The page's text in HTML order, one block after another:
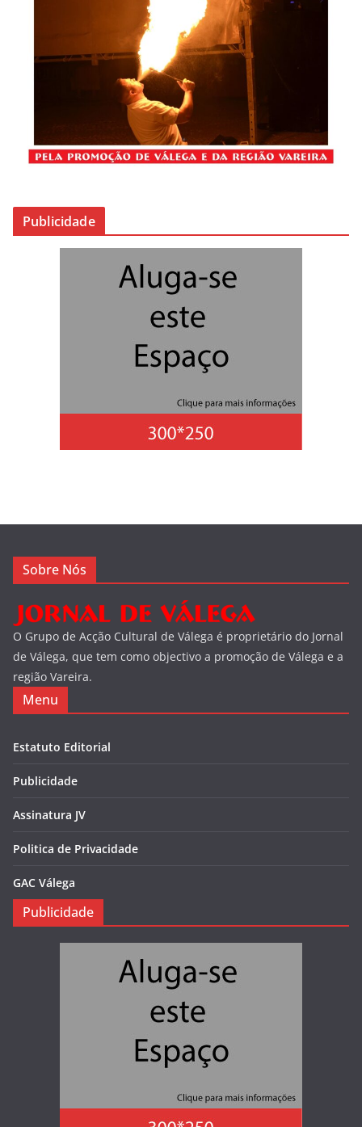
Publicidade
Sobre Nós
O Grupo de Acção Cultural de Válega é proprietário do Jornal
de Válega, que tem como objectivo a promoção de Válega e a
região Vareira.
Menu
Estatuto Editorial
Publicidade
Assinatura JV
Politica de Privacidade
GAC Válega
Publicidade